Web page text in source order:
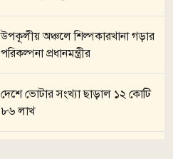
উপকূলীয় অঞ্চলে শিল্পকারখানা গড়ার
পরিকল্পনা প্রধানমন্ত্রীর
দেশে ভোটার সংখ্যা ছাড়াল ১২ কোটি
৮৬ লাখ